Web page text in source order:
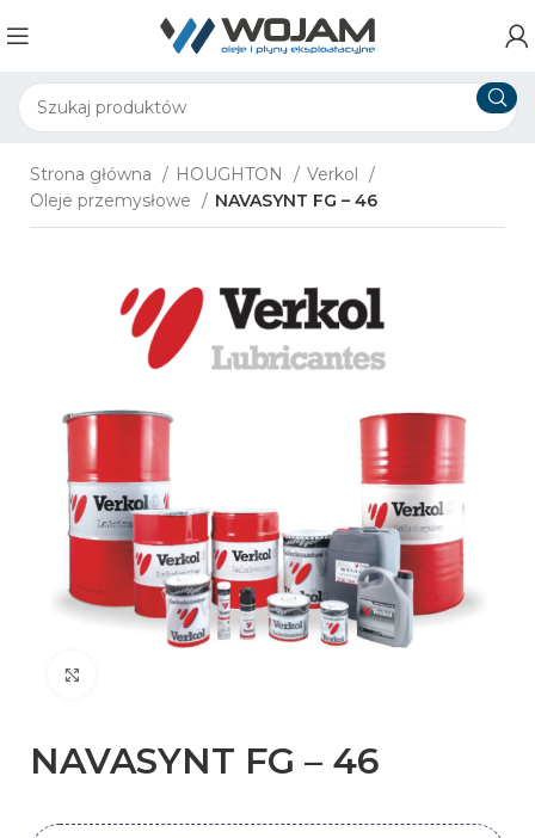
Strona główna HOUGHTON
Verkol
Oleje przemysłowe
NAVASYNT FG – 46
NAVASYNT FG – 46